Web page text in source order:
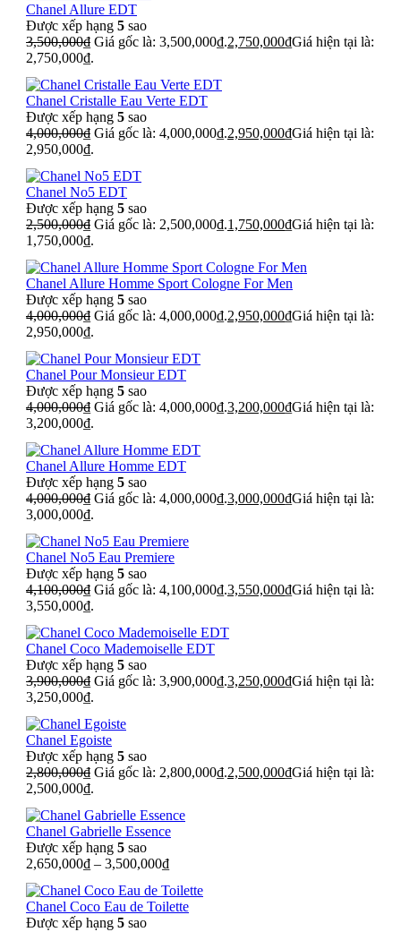
Chanel Allure EDT
Được xếp hạng 5 sao
3,500,000₫ Giá gốc là: 3,500,000₫.2,750,000₫Giá hiện tại là:
2,750,000₫.
Chanel Cristalle Eau Verte EDT
Được xếp hạng 5 sao
4,000,000₫ Giá gốc là: 4,000,000₫.2,950,000₫Giá hiện tại là:
2,950,000₫.
Chanel No5 EDT
Được xếp hạng 5 sao
2,500,000₫ Giá gốc là: 2,500,000₫.1,750,000₫Giá hiện tại là:
1,750,000₫.
Chanel Allure Homme Sport Cologne For Men
Được xếp hạng 5 sao
4,000,000₫ Giá gốc là: 4,000,000₫.2,950,000₫Giá hiện tại là:
2,950,000₫.
Chanel Pour Monsieur EDT
Được xếp hạng 5 sao
4,000,000₫ Giá gốc là: 4,000,000₫.3,200,000₫Giá hiện tại là:
3,200,000₫.
Chanel Allure Homme EDT
Được xếp hạng 5 sao
4,000,000₫ Giá gốc là: 4,000,000₫.3,000,000₫Giá hiện tại là:
3,000,000₫.
Chanel No5 Eau Premiere
Được xếp hạng 5 sao
4,100,000₫ Giá gốc là: 4,100,000₫.3,550,000₫Giá hiện tại là:
3,550,000₫.
Chanel Coco Mademoiselle EDT
Được xếp hạng 5 sao
3,900,000₫ Giá gốc là: 3,900,000₫.3,250,000₫Giá hiện tại là:
3,250,000₫.
Chanel Egoiste
Được xếp hạng 5 sao
2,800,000₫ Giá gốc là: 2,800,000₫.2,500,000₫Giá hiện tại là:
2,500,000₫.
Chanel Gabrielle Essence
Được xếp hạng 5 sao
2,650,000₫ – 3,500,000₫
Chanel Coco Eau de Toilette
Được xếp hạng 5 sao